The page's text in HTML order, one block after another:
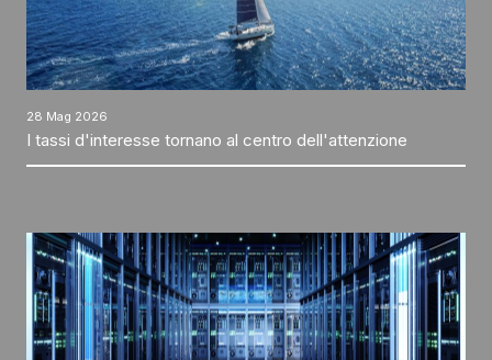
28 Mag 2026
I tassi d'interesse tornano al centro dell'attenzione